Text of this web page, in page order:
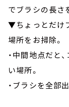
でブラシの長さ
▼ちょっとだけ
場所をお掃除。
・中間地点だと
い場所。
・ブラシを全部